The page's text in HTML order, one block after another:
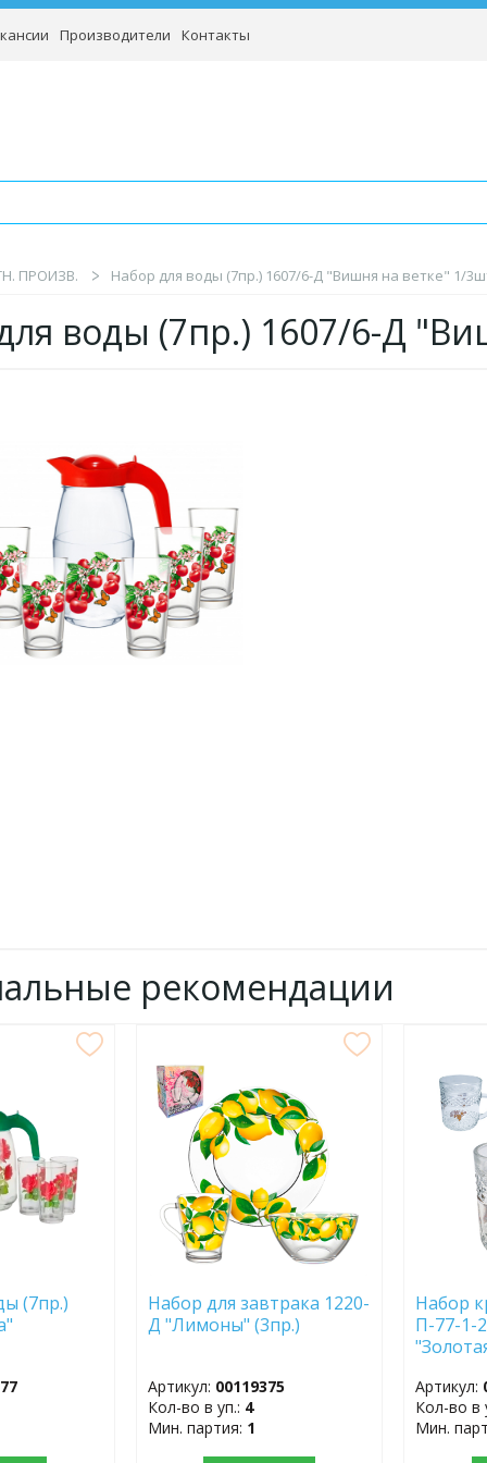
Производители Контакты
ПРОИЗВ. Набор для воды (7пр.) 1607/6-Д "Вишня на ветке" 1/
воды (7пр.) 1607/6-Д
рекомендации
(7пр.)
В
ИЗБРАННОЕ
Набор для завтрака 1220-
Д "Лимоны" (3пр.)
Артикул: 00119375
Кол-во в уп.: 4
Мин. партия: 1
В
Набор
П-77-1-
Артикул:
Кол-во в
Мин.